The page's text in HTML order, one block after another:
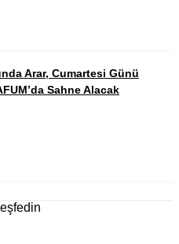
Arar, Cumartesi Günü
Sahne Alacak